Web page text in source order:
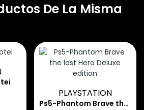
De La Misma
PLAYSTATION
Ps5-Phantom Brave the lost Hero Deluxe edition